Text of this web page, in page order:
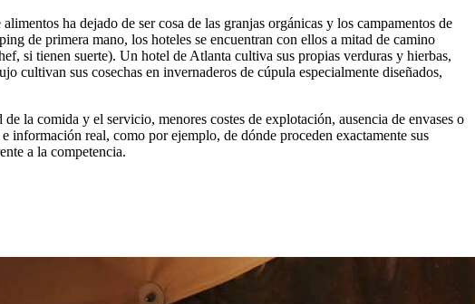
ha dejado de ser cosa de las granjas orgánicas y los campamentos de
de primera mano, los hoteles se encuentran con ellos a mitad de camino
si tienen suerte). Un hotel de Atlanta cultiva sus propias verduras y hierbas,
cultivan sus cosechas en invernaderos de cúpula especialmente diseñados,
la comida y el servicio, menores costes de explotación, ausencia de envases o
real, como por ejemplo, de dónde proceden exactamente sus
a la competencia.